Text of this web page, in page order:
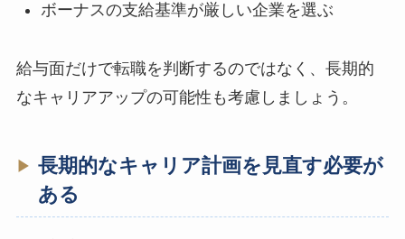
ボーナスの支給基準が厳しい企業を選ぶ
給与面だけで転職を判断するのではなく、長期的
なキャリアアップの可能性も考慮しましょう。
長期的なキャリア計画を見直す必要が
ある